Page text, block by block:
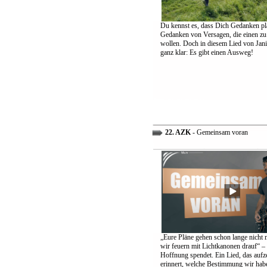
Du kennst es, dass Dich Gedanken
Gedanken von Versagen, die einen
wollen. Doch in diesem Lied von
ganz klar: Es gibt einen Ausweg!
22. AZK- Gemeinsam voran
„Eure Pläne gehen schon lange nicht
wir feuern mit Lichtkanonen drauf“ –
Hoffnung spendet. Ein Lied, das
erinnert, welche Bestimmung wir